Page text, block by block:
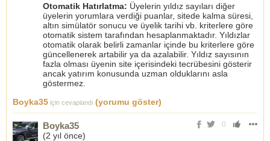
Otomatik Hatırlatma: Üyelerin yıldız sayıları diğer
üyelerin yorumlara verdiği puanlar, sitede kalma süresi,
altın simülatör sonucu ve üyelik tarihi vb. kriterlere göre
otomatik sistem tarafından hesaplanmaktadır. Yıldızlar
otomatik olarak belirli zamanlar içinde bu kriterlere göre
güncellenerek artabilir ya da azalabilir. Yıldız sayısının
fazla olması üyenin site içerisindeki tecrübesini gösterir
ancak yatırım konusunda uzman olduklarını asla
göstermez.
Boyka35 için cevaplandı (yorumu göster)
0
Boyka35
(2 yıl önce)